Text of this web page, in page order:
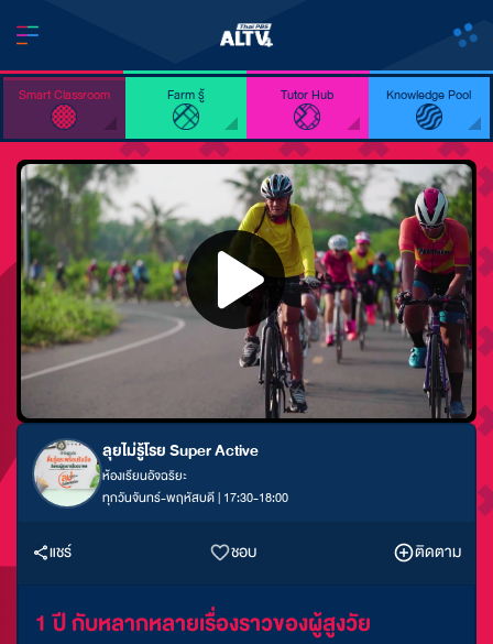
Smart Classroom Farm รู้ Tutor Hub Knowledge Pool
ลุยไม่รู้โรย Super Active
ห้องเรียนอัจฉริยะ
ทุกวันจันทร์-พฤหัสบดี | 17:30-18:00
แชร์ ชอบ ติดตาม
1 ปี กับหลากหลายเรื่องราวของผู้สูงวัย